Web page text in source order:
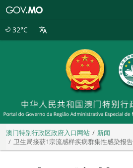
32°C
澳门特别行政区政府入口网站
新闻
卫生局接获1宗流感样疾病群集性感染报告